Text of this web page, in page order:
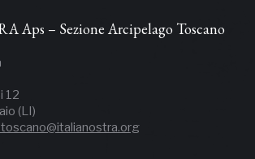
Aps – Sezione Arcipelago Toscano
12
(LI)